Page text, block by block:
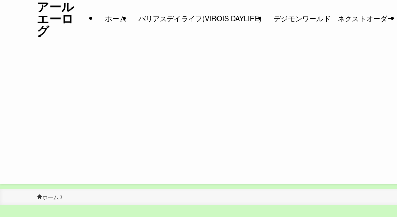
アール
エーロ
グ
ホーム バリアスデイライフ(VIROIS DAYLIFE) デジモンワールド ネクストオーダー
ホーム